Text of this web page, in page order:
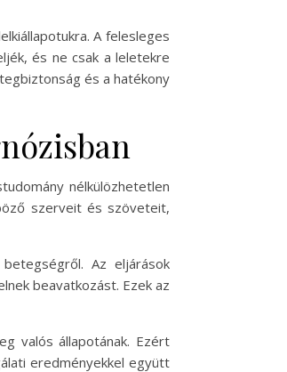
A felesleges
és ne csak a leletekre
és a hatékony
nélkülözhetetlen
szerveit és szöveteit,
Az eljárások
beavatkozást. Ezek az
valós állapotának. Ezért
eredményekkel együtt